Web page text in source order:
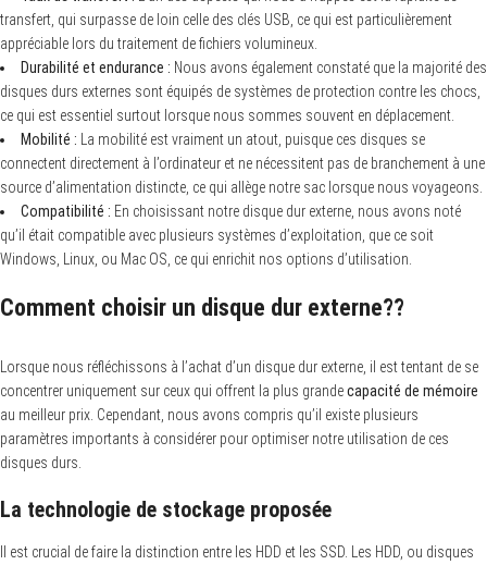
transfert, qui surpasse de loin celle des clés USB, ce qui est particulièrement
appréciable lors du traitement de fichiers volumineux.
Durabilité et endurance : Nous avons également constaté que la majorité des
disques durs externes sont équipés de systèmes de protection contre les chocs,
ce qui est essentiel surtout lorsque nous sommes souvent en déplacement.
Mobilité : La mobilité est vraiment un atout, puisque ces disques se
connectent directement à l’ordinateur et ne nécessitent pas de branchement à une
source d’alimentation distincte, ce qui allège notre sac lorsque nous voyageons.
Compatibilité : En choisissant notre disque dur externe, nous avons noté
qu’il était compatible avec plusieurs systèmes d’exploitation, que ce soit
Windows, Linux, ou Mac OS, ce qui enrichit nos options d’utilisation.
Comment choisir un disque dur externe??
Lorsque nous réfléchissons à l’achat d’un disque dur externe, il est tentant de se
concentrer uniquement sur ceux qui offrent la plus grandecapacité de mémoire
au meilleur prix. Cependant, nous avons compris qu’il existe plusieurs
paramètres importants à considérer pour optimiser notre utilisation de ces
disques durs.
La technologie de stockage proposée
Il est crucial de faire la distinction entre les HDD et les SSD. Les HDD, ou disques